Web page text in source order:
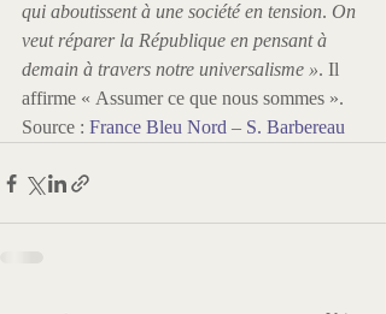
qui aboutissent à une société en tension. On
veut réparer la République en pensant à
demain à travers notre universalisme ». Il
affirme « Assumer ce que nous sommes ».
Source : France Bleu Nord – S. Barbereau